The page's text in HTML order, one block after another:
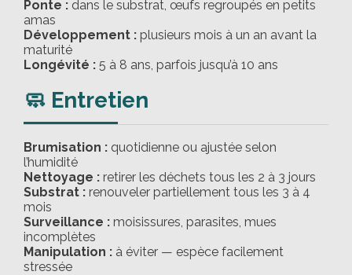
Ponte : dans le substrat, œufs regroupés en petits
amas
Développement : plusieurs mois à un an avant la
maturité
Longévité : 5 à 8 ans, parfois jusqu’à 10 ans
🧼 Entretien
Brumisation : quotidienne ou ajustée selon
l’humidité
Nettoyage : retirer les déchets tous les 2 à 3 jours
Substrat : renouveler partiellement tous les 3 à 4
mois
Surveillance : moisissures, parasites, mues
incomplètes
Manipulation : à éviter — espèce facilement
stressée